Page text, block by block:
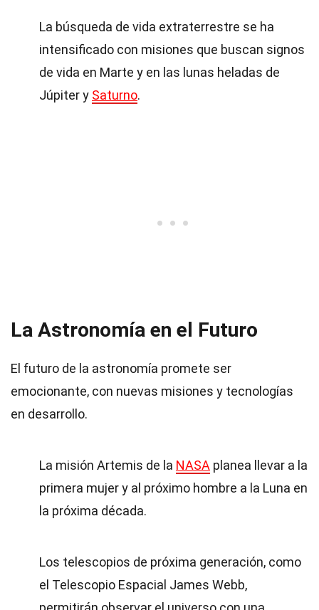
La búsqueda de vida extraterrestre se ha
intensificado con misiones que buscan signos
de vida en Marte y en las lunas heladas de
Júpiter y Saturno.
La Astronomía en el Futuro
El futuro de la astronomía promete ser
emocionante, con nuevas misiones y tecnologías
en desarrollo.
La misión Artemis de la NASA planea llevar a la
primera mujer y al próximo hombre a la Luna en
la próxima década.
Los telescopios de próxima generación, como
el Telescopio Espacial James Webb,